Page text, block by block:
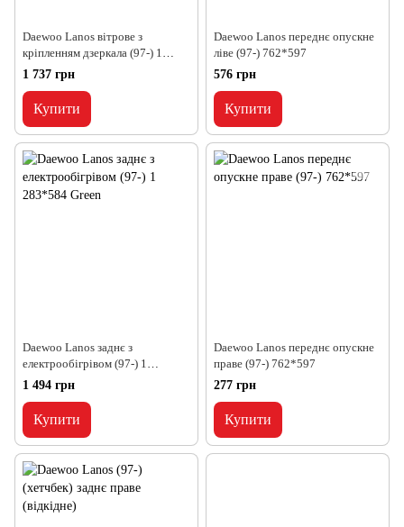
Daewoo Lanos вітрове з
кріпленням дзеркала (97-) 1
341*828
1 737 грн
Купити
Daewoo Lanos переднє опускне
ліве (97-) 762*597
576 грн
Купити
Daewoo Lanos заднє з
електрообігрівом (97-) 1
283*584 Green
1 494 грн
Купити
Daewoo Lanos переднє опускне
праве (97-) 762*597
277 грн
Купити